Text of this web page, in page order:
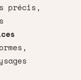
précis,